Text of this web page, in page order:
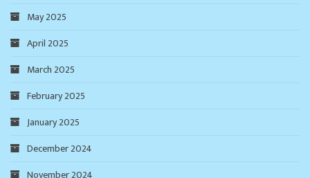
May 2025
April 2025
March 2025
February 2025
January 2025
December 2024